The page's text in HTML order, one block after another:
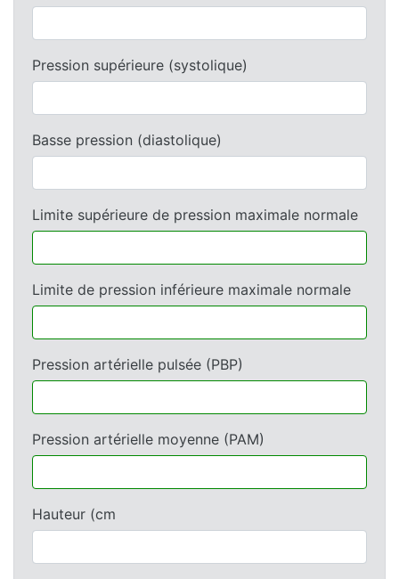
Pression supérieure (systolique)
Basse pression (diastolique)
Limite supérieure de pression maximale normale
Limite de pression inférieure maximale normale
Pression artérielle pulsée (PBP)
Pression artérielle moyenne (PAM)
Hauteur (cm